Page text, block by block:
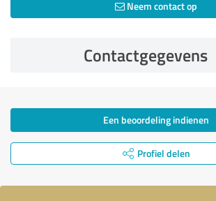
Neem contact op
Contactgegevens
Een beoordeling indienen
Profiel delen